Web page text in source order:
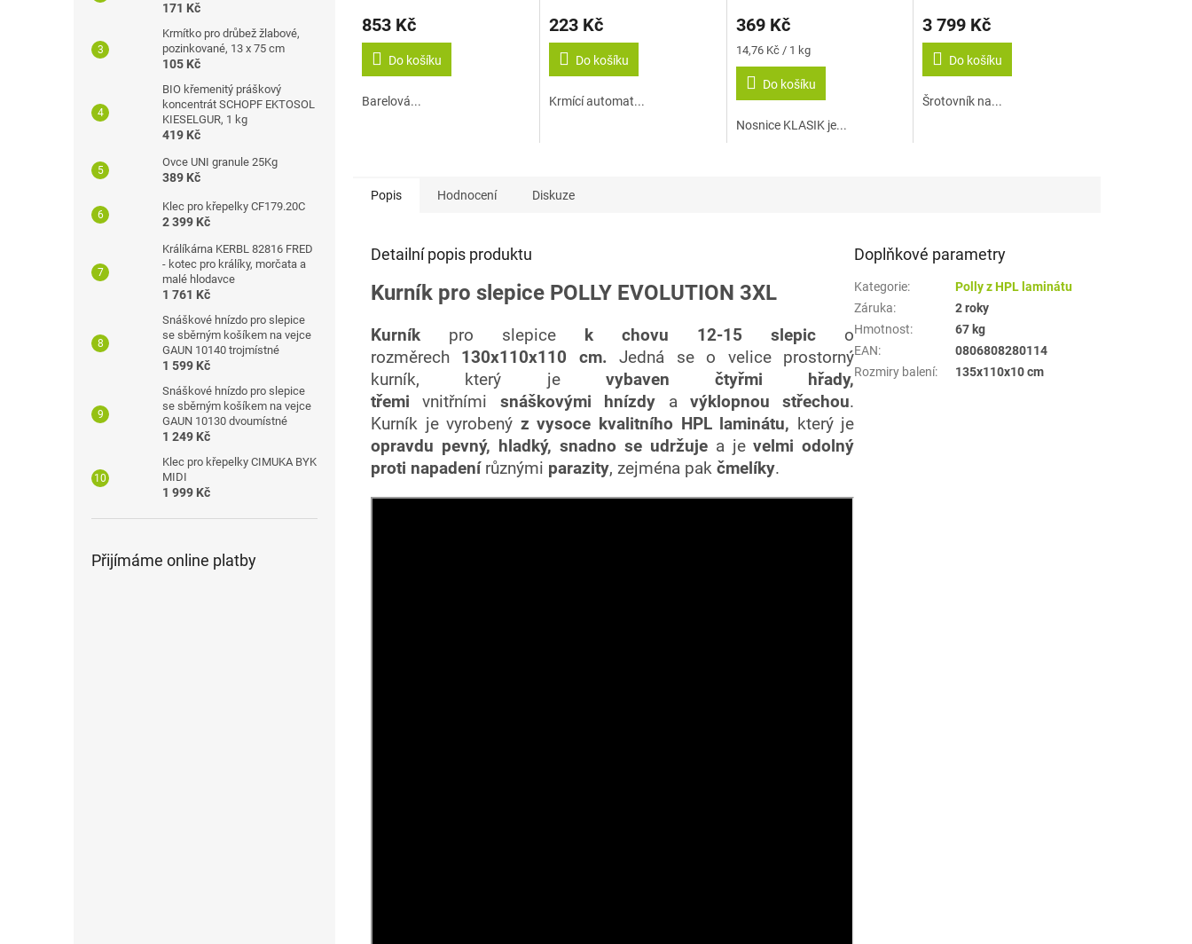
171 Kč
Krmítko pro drůbež žlabové,
pozinkované, 13 x 75 cm
105 Kč
BIO křemenitý práškový
koncentrát SCHOPF EKTOSOL
KIESELGUR, 1 kg
419 Kč
Ovce UNI granule 25Kg
389 Kč
Klec pro křepelky CF179.20C
2 399 Kč
Králíkárna KERBL 82816 FRED
- kotec pro králíky, morčata a
malé hlodavce
1 761 Kč
Snáškové hnízdo pro slepice
se sběrným košíkem na vejce
GAUN 10140 trojmístné
1 599 Kč
Snáškové hnízdo pro slepice
se sběrným košíkem na vejce
GAUN 10130 dvoumístné
1 249 Kč
Klec pro křepelky CIMUKA BYK
MIDI
1 999 Kč
Přijímáme online platby
853 Kč
Do košíku
Barelová...
produktu
je
z
5
hvězdiček.
223 Kč
Do košíku
Krmící automat...
produktu
je
5,0
369 Kč
Měrná
cena:
14,76 Kč / 1 kg
Do košíku
Nosnice KLASIK je...
produktu
je
z
5
hvězdiček.
3 799 Kč
Do košíku
Šrotovník na...
Popis Hodnocení Diskuze
Detailní popis produktu
Kurník pro slepice POLLY EVOLUTION 3XL
Kurník pro slepice k chovu 12-15 slepic o
rozměrech 130x110x110 cm.Jedná se o velice prostorný
kurník, který jevybaven čtyřmi hřady,
třemivnitřními snáškovými hnízdy avýklopnou střechou.
Kurník je vyrobený z vysoce kvalitního HPL laminátu, který je
opravdu pevný, hladký, snadno se udržujea jevelmi odolný
proti napadenírůznými parazity, zejména pak čmelíky.
Doplňkové parametry
Kategorie:
Polly z HPL laminátu
Záruka:
2 roky
Hmotnost:
67 kg
EAN:
0806808280114
Rozmiry balení: 135x110x10 cm